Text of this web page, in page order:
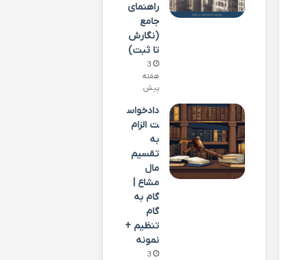
راهنمای
جامع
(نگارش
تا ثبت)
3
هفته
پیش
دادخواس
ت الزام
به
تقسیم
مال
مشاع |
گام به
گام
تنظیم +
نمونه
3